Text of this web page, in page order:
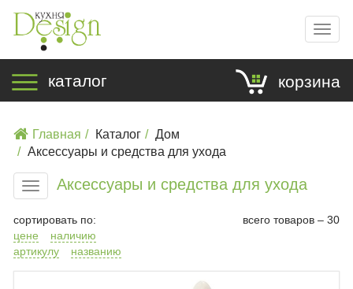
каталог корзина
Главная Каталог
Дом
Аксессуары и средства для ухода
МенюАксессуары и средства для ухода
сортировать по:
цене
наличию
артикулу
названию
всего товаров – 30